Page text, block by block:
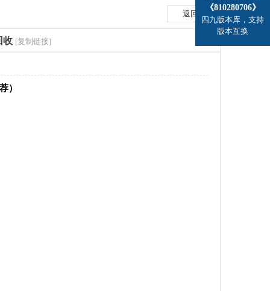
返回列表
收 [复制链接]
）
《810280706》
四九版本库，支持
版本互换